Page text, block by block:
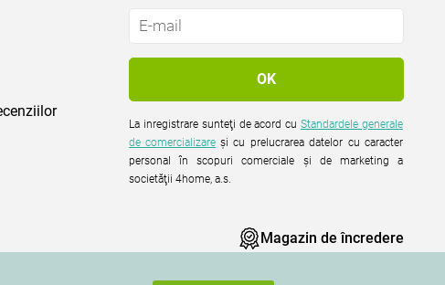
La inregistrare sunteţi de acord cuStandardele generale
de comercializare şi cu prelucrarea datelor cu caracter
personal în scopuri comerciale şi de marketing a
societăţii 4home, a.s.
Magazin de încredere